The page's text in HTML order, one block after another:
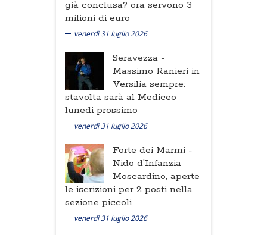
già conclusa? ora servono 3
milioni di euro
venerdì 31 luglio 2026
Seravezza -
Massimo Ranieri in
Versilia sempre:
stavolta sarà al Mediceo
lunedi prossimo
venerdì 31 luglio 2026
Forte dei Marmi -
Nido d'Infanzia
Moscardino, aperte
le iscrizioni per 2 posti nella
sezione piccoli
venerdì 31 luglio 2026